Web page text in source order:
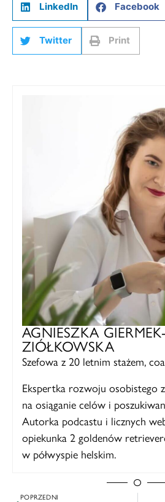
LinkedIn Facebook
Twitter Print
AGNIESZKA GIERMEK-
ZIÓŁKOWSKA
Szefowa z 20 letnim stażem,
Ekspertka rozwoju osobistego
na osiąganie celów i
Autorka podcastu i licznych
opiekunka 2 goldenów
w półwyspie helskim.
POPRZEDNI